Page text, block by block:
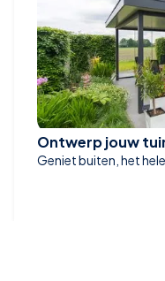
Ontwerp jouw
Geniet buiten, het